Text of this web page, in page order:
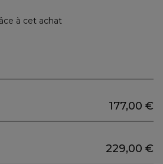
à cet achat
177,00 €
229,00 €